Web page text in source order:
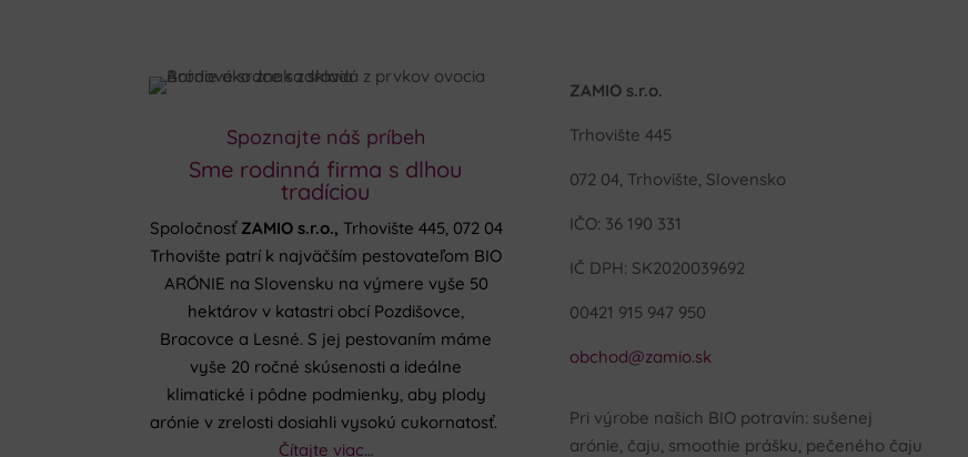
Spoznajte náš príbeh
Sme rodinná firma s dlhou
tradíciou
Spoločnosť ZAMIO s.r.o., Trhovište 445, 072 04
Trhovište patrí k najväčším pestovateľom BIO
ARÓNIE na Slovensku na výmere vyše 50
hektárov v katastri obcí Pozdišovce,
Bracovce a Lesné. S jej pestovaním máme
vyše 20 ročné skúsenosti a ideálne
klimatické i pôdne podmienky, aby plody
arónie v zrelosti dosiahli vysokú cukornatosť.
Čítajte viac…
ZAMIO s.r.o.
Trhovište 445
072 04, Trhovište, Slovensko
IČO: 36 190 331
IČ DPH: SK2020039692
00421 915 947 950
obchod@zamio.sk
Pri výrobe našich BIO potravín: sušenej
arónie, čaju, smoothie prášku, pečeného čaju